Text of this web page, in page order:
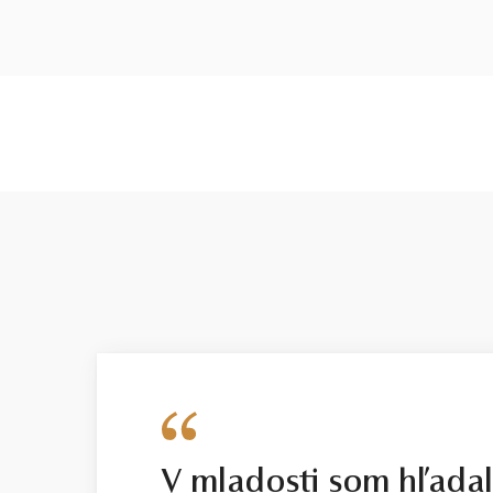
V mladosti som